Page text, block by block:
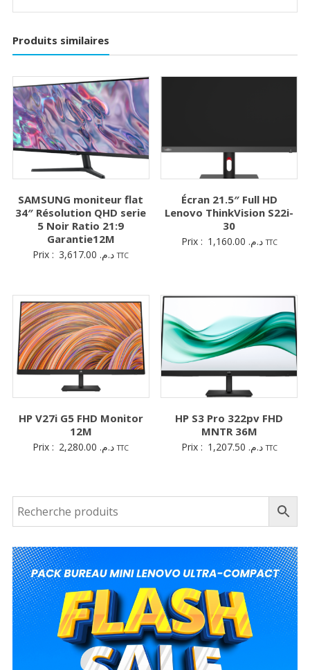
Produits similaires
SAMSUNG moniteur flat
34″ Résolution QHD serie
5 Noir Ratio 21:9
Garantie12M
Prix : د.م. TTC
Écran 21.5″ Full HD
Lenovo ThinkVision S22i-
30
Prix : د.م. TTC
HP V27i G5 FHD Monitor
12M
Prix : د.م. TTC
HP S3 Pro 322pv FHD
MNTR 36M
Prix : د.م. TTC